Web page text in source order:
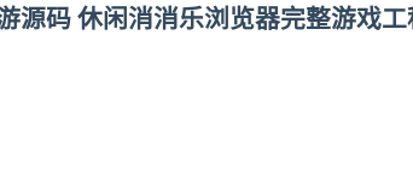
源码 休闲消消乐浏览器完整游戏工